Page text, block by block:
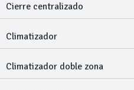
Cierre centralizado
Climatizador
Climatizador doble zona